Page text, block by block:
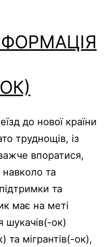
до нової країни
труднощів, із
впоратися,
та
та
має на меті
шукачів(-ок)
та мігрантів(-ок),